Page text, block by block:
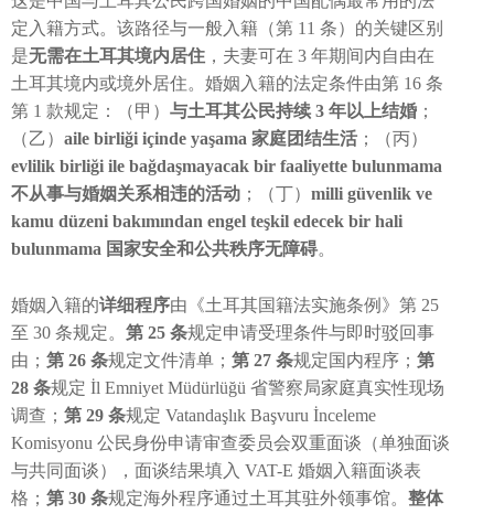
定入籍方式。该路径与一般入籍（第 11 条）的关键区别
是无需在土耳其境内居住 ，夫妻可在 3 年期间内自由在
土耳其境内或境外居住。婚姻入籍的法定条件由第 16 条
第 1 款规定：（甲） 与土耳其公民持续 3 年以上结婚 ；
（乙） aile birliği içinde yaşama 家庭团结生活 ；（丙）
evlilik birliği ile bağdaşmayacak bir faaliyette bulunmama
不从事与婚姻关系相违的活动 ；（丁） milli güvenlik ve
kamu düzeni bakımından engel teşkil edecek bir hali
bulunmama 国家安全和公共秩序无障碍。
婚姻入籍的详细程序由《土耳其国籍法实施条例》第 25
至 30 条规定。 第 25 条规定申请受理条件与即时驳回事
由； 第 26 条规定文件清单； 第 27 条规定国内程序； 第
28 条规定 İl Emniyet Müdürlüğü 省警察局家庭真实性现场
调查； 第 29 条规定 Vatandaşlık Başvuru İnceleme
Komisyonu 公民身份申请审查委员会双重面谈（单独面谈
与共同面谈），面谈结果填入 VAT-E 婚姻入籍面谈表
格； 第 30 条规定海外程序通过土耳其驻外领事馆。 整体